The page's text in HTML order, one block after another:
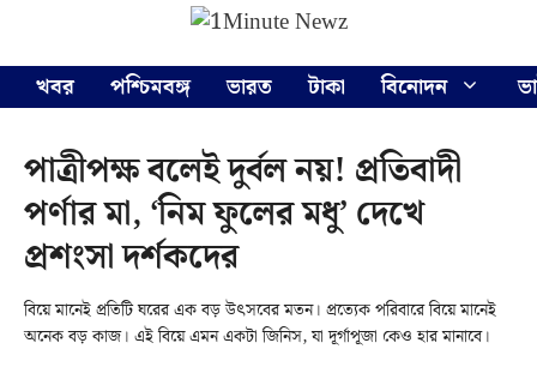
content
খবর
পশ্চিমবঙ্গ ভারত টাকা বিনোদন
পাত্রীপক্ষ বলেই দুর্বল নয়! প্রতিবাদী
পর্ণার মা, ‘নিম ফুলের মধু’ দেখে
প্রশংসা দর্শকদের
বিয়ে মানেই প্রতিটি ঘরের এক বড় উৎসবের মতন। প্রত্যেক পরিবারে বিয়ে মানেই
অনেক বড় কাজ। এই বিয়ে এমন একটা জিনিস, যা দূর্গাপূজা কেও হার মানাবে।